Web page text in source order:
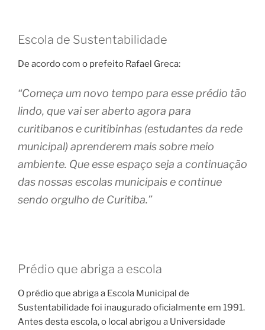
Escola de Sustentabilidade
De acordo com o prefeito Rafael Greca:
“Começa um novo tempo para esse prédio tão
lindo, que vai ser aberto agora para
curitibanos e curitibinhas (estudantes da rede
municipal) aprenderem mais sobre meio
ambiente. Que esse espaço seja a continuação
das nossas escolas municipais e continue
sendo orgulho de Curitiba.”
Prédio que abriga a escola
O prédio que abriga a Escola Municipal de
Sustentabilidade foi inaugurado oficialmente em 1991.
Antes desta escola, o local abrigou a Universidade